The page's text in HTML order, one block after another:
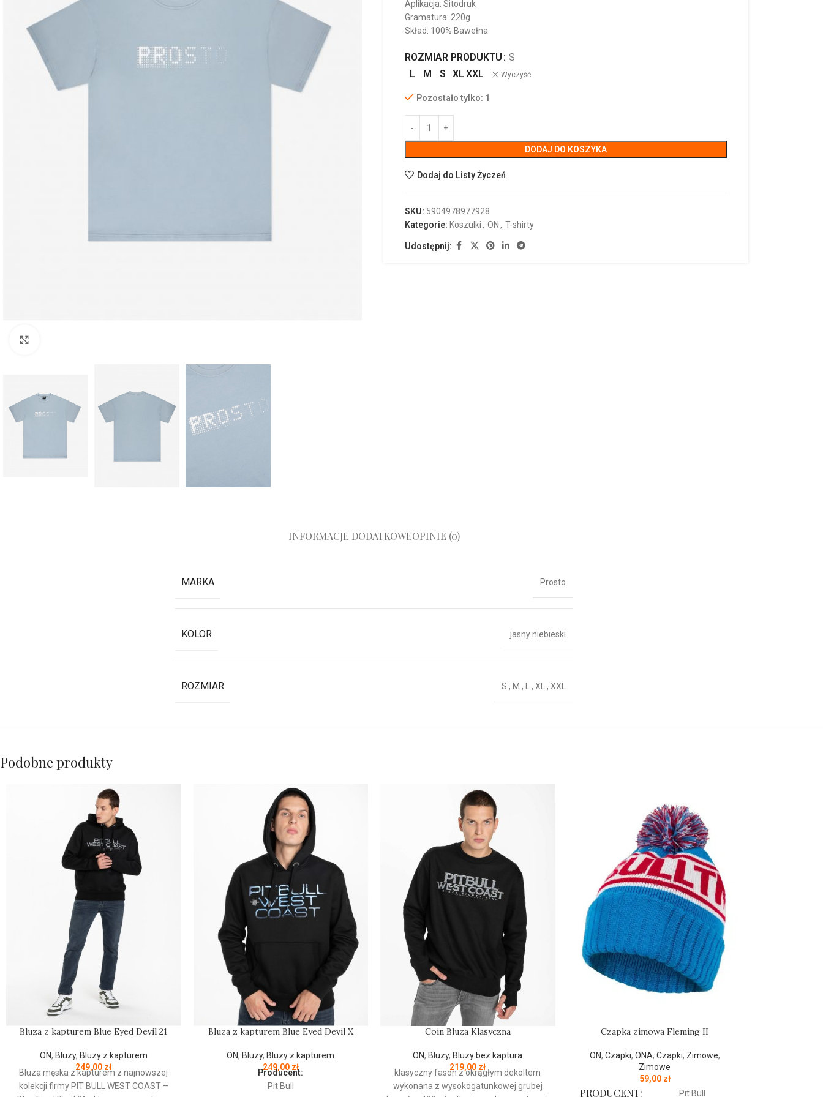
Aplikacja: Sitodruk
Gramatura: 220g
Skład: 100% Bawełna
ROZMIAR PRODUKTU
S
L
M S XL XXL Wyczyść
Pozostało tylko: 1
DODAJ DO KOSZYKA
Dodaj do Listy Życzeń
SKU: 5904978977928
Kategorie: Koszulki, ON , T-shirty
Udostępnij:
INFORMACJE DODATKOWEOPINIE (0)
MARKA Prosto
KOLOR jasny niebieski
ROZMIAR S , M , , XL , XXL
Podobne produkty
Bluza z kapturem Blue Eyed Devil 21
ON, Bluzy, Bluzy z kapturem
249,00 zł
Bluza męska z kapturem z najnowszej
kolekcji firmy PIT BULL WEST COAST–
Bluza z kapturem Blue Eyed Devil X
ON, Bluzy, Bluzy z kapturem
249,00 zł
Producent:
Pit Bull
Coin Bluza Klasyczna
ON, Bluzy, Bluzy bez kaptura
219,00 zł
klasyczny fason z okrągłym dekoltem
wykonana z wysokogatunkowej grubej
Czapka zimowa Fleming II
ON, Czapki, ONA, Czapki, Zimowe,
Zimowe
59,00 zł
PRODUCENT: Pit Bull